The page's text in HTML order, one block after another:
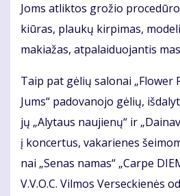
Joms at­lik­tos gro­žio
kiū­ras, plau­kų kir­pi­mas,
ma­kia­žas, at­pa­lai­duo­jan­tis
Taip pat gė­lių sa­lo­nai „Flo­wer
Jums“ pa­do­va­no­jo gė­lių,
jų „Aly­taus nau­jie­nų“ ir
į kon­cer­tus, va­ka­rie­nes
nai „Se­nas na­mas“ „Car­pe
V.V.O.C. Vil­mos Ver­sec­kie­nės